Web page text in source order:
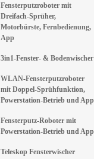
Fensterputzroboter mit
Dreifach-Sprüher,
Motorbürste, Fernbedienung,
App
3in1-Fenster- & Bodenwischer
WLAN-Fensterputzroboter
mit Doppel-Sprühfunktion,
Powerstation-Betrieb und App
Fensterputz-Roboter mit
Powerstation-Betrieb und App
Teleskop Fensterwischer